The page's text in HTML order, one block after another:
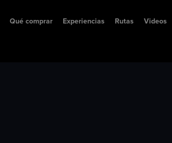
Qué comprar Experiencias Rutas Videos